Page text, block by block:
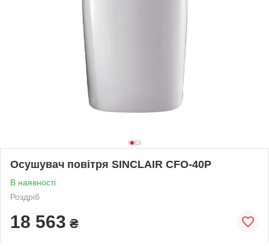
Осушувач повітря SINCLAIR CFO-40Р
В наявності
Роздріб
18 563 ₴